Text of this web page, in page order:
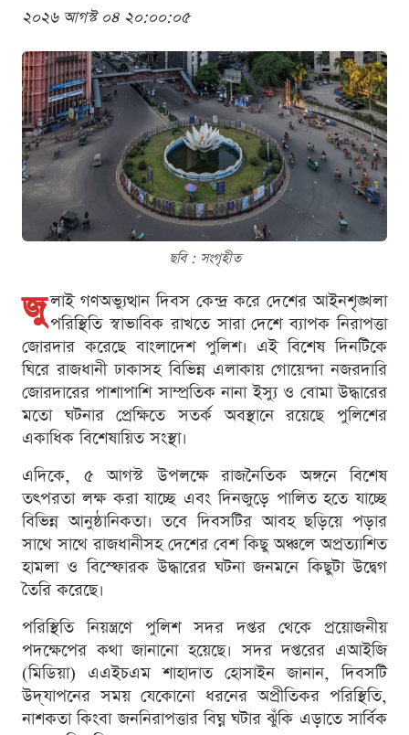
২০২৬ আগস্ট ০৪ ২০:০০:০৫
ছবি : সংগৃহীত
জু লাই গণঅভ্যুত্থান দিবস কেন্দ্র করে দেশের আইনশৃঙ্খলা
পরিস্থিতি স্বাভাবিক রাখতে সারা দেশে ব্যাপক নিরাপত্তা
জোরদার করেছে বাংলাদেশ পুলিশ। এই বিশেষ দিনটিকে
ঘিরে রাজধানী ঢাকাসহ বিভিন্ন এলাকায় গোয়েন্দা নজরদারি
জোরদারের পাশাপাশি সাম্প্রতিক নানা ইস্যু ও বোমা উদ্ধারের
মতো ঘটনার প্রেক্ষিতে সতর্ক অবস্থানে রয়েছে পুলিশের
একাধিক বিশেষায়িত সংস্থা।
এদিকে, ৫ আগস্ট উপলক্ষে রাজনৈতিক অঙ্গনে বিশেষ
তৎপরতা লক্ষ করা যাচ্ছে এবং দিনজুড়ে পালিত হতে যাচ্ছে
বিভিন্ন আনুষ্ঠানিকতা। তবে দিবসটির আবহ ছড়িয়ে পড়ার
সাথে সাথে রাজধানীসহ দেশের বেশ কিছু অঞ্চলে অপ্রত্যাশিত
হামলা ও বিস্ফোরক উদ্ধারের ঘটনা জনমনে কিছুটা উদ্বেগ
তৈরি করেছে।
পরিস্থিতি নিয়ন্ত্রণে পুলিশ সদর দপ্তর থেকে প্রয়োজনীয়
পদক্ষেপের কথা জানানো হয়েছে। সদর দপ্তরের এআইজি
(মিডিয়া) এএইচএম শাহাদাত হোসাইন জানান, দিবসটি
উদ্‌যাপনের সময় যেকোনো ধরনের অপ্রীতিকর পরিস্থিতি,
নাশকতা কিংবা জননিরাপত্তার বিঘ্ন ঘটার ঝুঁকি এড়াতে সার্বিক